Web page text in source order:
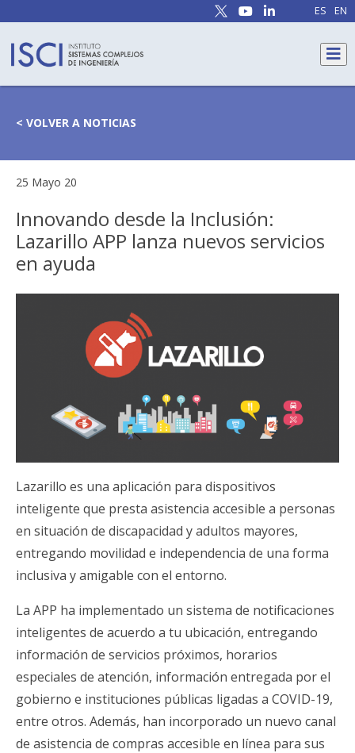
ES EN
< VOLVER A NOTICIAS
25 Mayo 20
Innovando desde la Inclusión:
Lazarillo APP lanza nuevos servicios
en ayuda
Lazarillo es una aplicación para dispositivos
inteligente que presta asistencia accesible a personas
en situación de discapacidad y adultos mayores,
entregando movilidad e independencia de una forma
inclusiva y amigable con el entorno.
La APP ha implementado un sistema de notificaciones
inteligentes de acuerdo a tu ubicación, entregando
información de servicios próximos, horarios
especiales de atención, información entregada por el
gobierno e instituciones públicas ligadas a COVID-19,
entre otros. Además, han incorporado un nuevo canal
de asistencia de compras accesible en línea para sus